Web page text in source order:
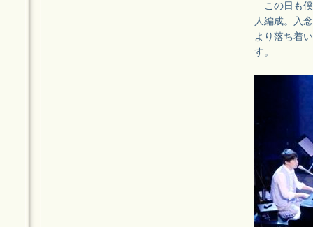
この日も僕
人編成。入
より落ち着
す。